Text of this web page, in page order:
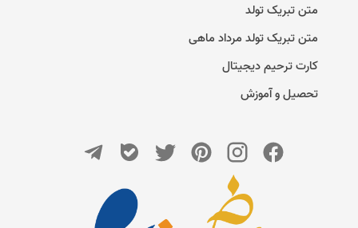
متن تبریک تولد
متن تبریک تولد مرداد ماهی
کارت ترحیم دیجیتال
تحصیل و آموزش